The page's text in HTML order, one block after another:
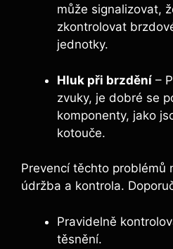
může signalizovat,
zkontrolovat
jednotky.
Hluk při brzdění –
zvuky, je dobré se
komponenty, jako
kotouče.
Prevencí těchto problémů
údržba a kontrola.
Pravidelně
těsnění.